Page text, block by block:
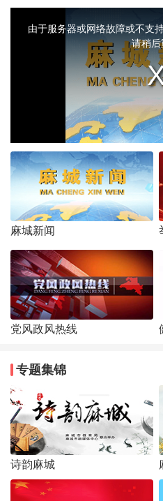
modal由于服务器或网络故障或不支
请稍后
麻城新闻
党风政风热线
专题集锦
诗韵麻城